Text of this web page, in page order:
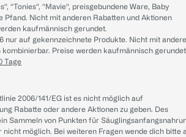
“Tonies“, “Mavie“, preisgebundene Ware, Baby
Pfand. Nicht mit anderen Rabatten und Aktionen
kaufmännisch gerundet.
nur auf gekennzeichnete Produkte. Nicht mit
kombinierbar. Preise werden kaufmännisch
Tage
2006/141/EG ist es nicht möglich auf
Rabatte oder andere Aktionen zu geben. Des
Sammeln von Punkten für
nicht möglich. Bei weiteren Fragen wende dich bitte